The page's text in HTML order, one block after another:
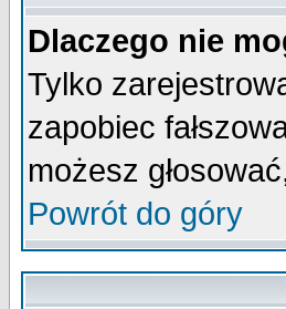
Dlaczego nie
Tylko
zapobiec
możesz
Powrót do góry